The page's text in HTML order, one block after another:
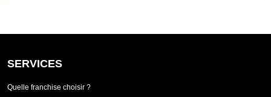
SERVICES
Quelle franchise choisir ?